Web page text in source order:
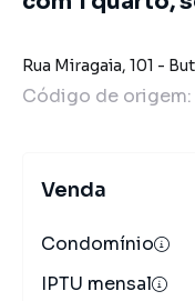
Rua Miragaia, 101 -
Código de origem:
Venda
Condomínio
IPTU mensal